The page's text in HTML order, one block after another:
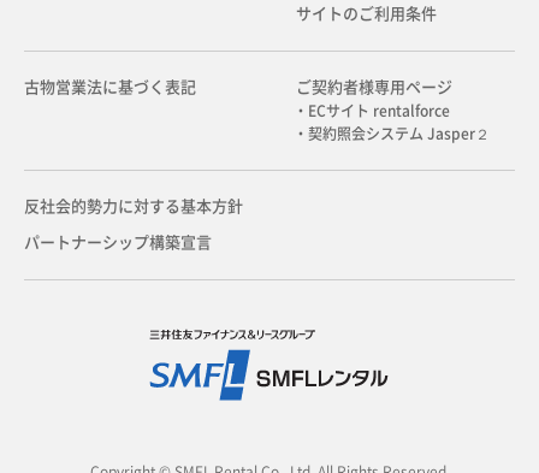
サイトのご利用条件
古物営業法に基づく表記 ご契約者様専用ページ
・ECサイト rentalforce
・契約照会システム Jasper２
反社会的勢力に対する基本方針
パートナーシップ構築宣言